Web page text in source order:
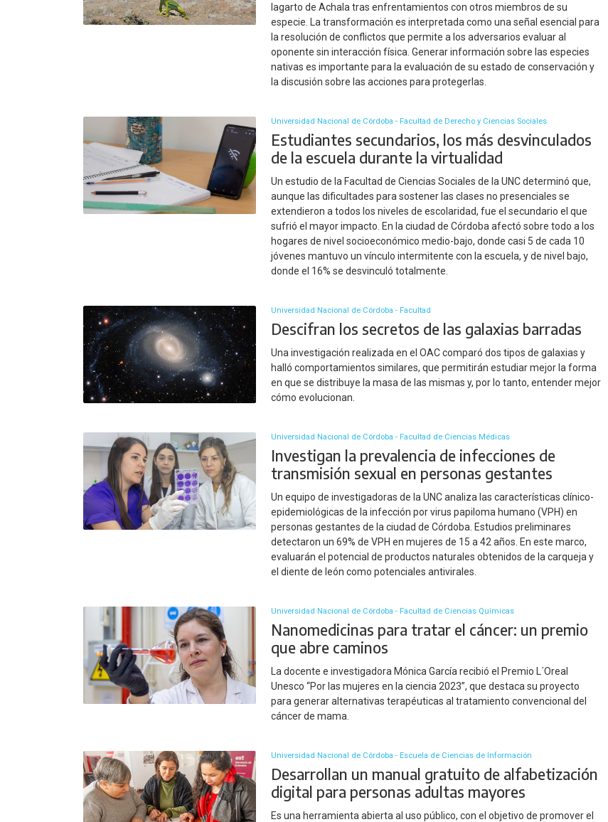
lagarto de Achala tras enfrentamientos con otros miembros de su
especie. La transformación es interpretada como una señal esencial para
la resolución de conflictos que permite a los adversarios evaluar al
oponente sin interacción física. Generar información sobre las especies
nativas es importante para la evaluación de su estado de conservación y
la discusión sobre las acciones para protegerlas.
Universidad Nacional de Córdoba - Facultad de Derecho y Ciencias Sociales
Estudiantes secundarios, los más desvinculados
de la escuela durante la virtualidad
Un estudio de la Facultad de Ciencias Sociales de la UNC determinó que,
aunque las dificultades para sostener las clases no presenciales se
extendieron a todos los niveles de escolaridad, fue el secundario el que
sufrió el mayor impacto. En la ciudad de Córdoba afectó sobre todo a los
hogares de nivel socioeconómico medio-bajo, donde casi 5 de cada 10
jóvenes mantuvo un vínculo intermitente con la escuela, y de nivel bajo,
donde el 16% se desvinculó totalmente.
Universidad Nacional de Córdoba - Facultad
Descifran los secretos de las galaxias barradas
Una investigación realizada en el OAC comparó dos tipos de galaxias y
halló comportamientos similares, que permitirán estudiar mejor la forma
en que se distribuye la masa de las mismas y, por lo tanto, entender mejor
cómo evolucionan.
Universidad Nacional de Córdoba - Facultad de Ciencias Médicas
Investigan la prevalencia de infecciones de
transmisión sexual en personas gestantes
Un equipo de investigadoras de la UNC analiza las características clínico-
epidemiológicas de la infección por virus papiloma humano (VPH) en
personas gestantes de la ciudad de Córdoba. Estudios preliminares
detectaron un 69% de VPH en mujeres de 15 a 42 años. En este marco,
evaluarán el potencial de productos naturales obtenidos de la carqueja y
el diente de león como potenciales antivirales.
Universidad Nacional de Córdoba - Facultad de Ciencias Químicas
Nanomedicinas para tratar el cáncer: un premio
que abre caminos
La docente e investigadora Mónica García recibió el Premio L´Oreal
Unesco “Por las mujeres en la ciencia 2023”, que destaca su proyecto
para generar alternativas terapéuticas al tratamiento convencional del
cáncer de mama.
Universidad Nacional de Córdoba - Escuela de Ciencias de Información
Desarrollan un manual gratuito de alfabetización
digital para personas adultas mayores
Es una herramienta abierta al uso público, con el objetivo de promover el